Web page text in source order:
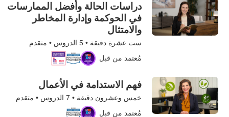
دراسات الحالة وأفضل الممارسات
في الحوكمة وإدارة المخاطر
والامتثال
ست عشرة دقيقة •5 الدروس • متقدم
مُعتمد من قبل
فهم الاستدامة في الأعمال
خمس وعشرون دقيقة • 7 الدروس • متقدم
مُعتمد من قبل